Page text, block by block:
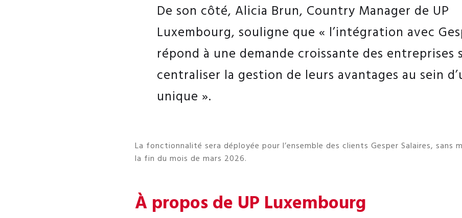
De son côté, Alicia Brun, Country Manager de UP
Luxembourg, souligne que « l’intégration avec
répond à une demande croissante des entreprises
centraliser la gestion de leurs avantages au sein
unique ».
La fonctionnalité sera déployée pour l’ensemble des clients Gesper Salaires, sans
la fin du mois de mars 2026.
À propos de UP Luxembourg